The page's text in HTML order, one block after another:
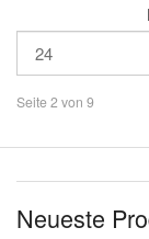
Seite 2 von 9
Neueste